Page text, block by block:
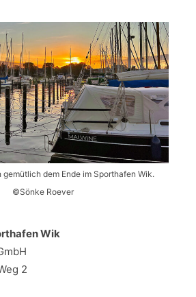
gemütlich dem Ende im Sporthafen Wik.
©️Sönke Roever
Wik
2